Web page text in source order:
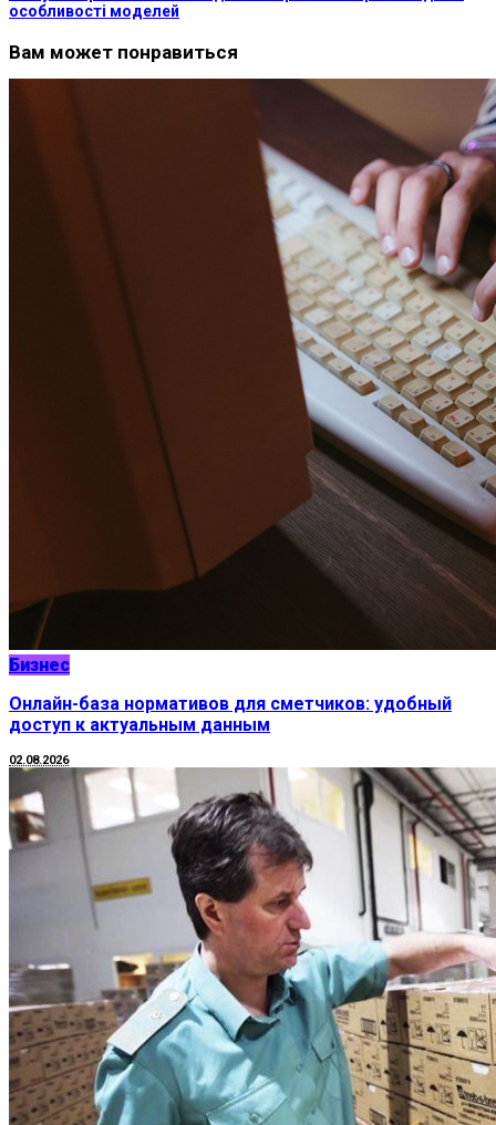
особливості моделей
Вам может понравиться
Бизнес
Онлайн-база нормативов для сметчиков: удобный
доступ к актуальным данным
02.08.2026